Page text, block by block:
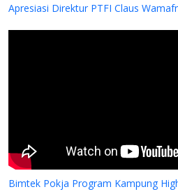
Apresiasi Direktur PTFI Claus
Bimtek Pokja Program Kampung